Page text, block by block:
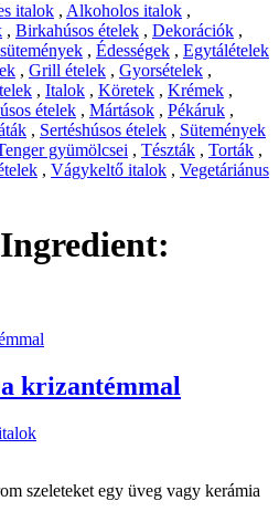
italok , Alkoholos italok ,
, Birkahúsos ételek , Dekorációk ,
, Édességek , Egytálételek
, Grill ételek , Gyorsételek ,
, Italok , Köretek , Krémek ,
ételek , Mártások , Pékáruk ,
, Sertéshúsos ételek , Sütemények
gyümölcsei , Tészták , Torták ,
, Vágykeltő italok , Vegetáriánus
krizantémmal
szeleteket egy üveg vagy kerámia